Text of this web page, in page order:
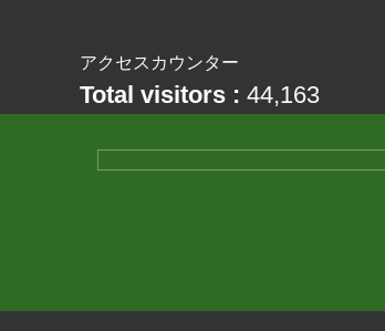
アクセスカウンター
Total visitors : 44,163